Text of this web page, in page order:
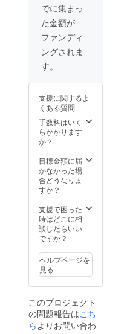
でに集まっ
た金額が
ファンディ
ングされま
す。
支援に関するよ
くある質問
手数料はいく
らかかります
か？
目標金額に届
かなかった場
合どうなりま
すか？
支援で困った
時はどこに相
談したらいい
ですか？
ヘルプページを
見る
このプロジェクト
の問題報告はこち
ら よりお問い合わ